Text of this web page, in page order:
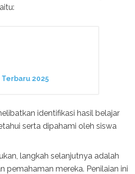
Terbaru 2025
identifikasi hasil belajar
serta dipahami oleh siswa
langkah selanjutnya adalah
pemahaman mereka. Penilaian ini